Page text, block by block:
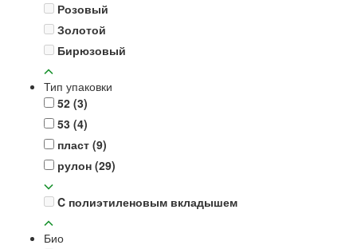
Розовый
Золотой
Бирюзовый
Тип упаковки
52 (3)
53 (4)
пласт (9)
рулон (29)
C полиэтиленовым вкладышем
Био